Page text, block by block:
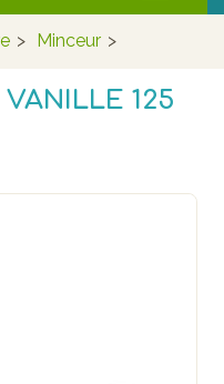
> Minceur >
125